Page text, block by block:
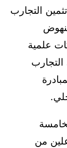
التجارب
علمية
من